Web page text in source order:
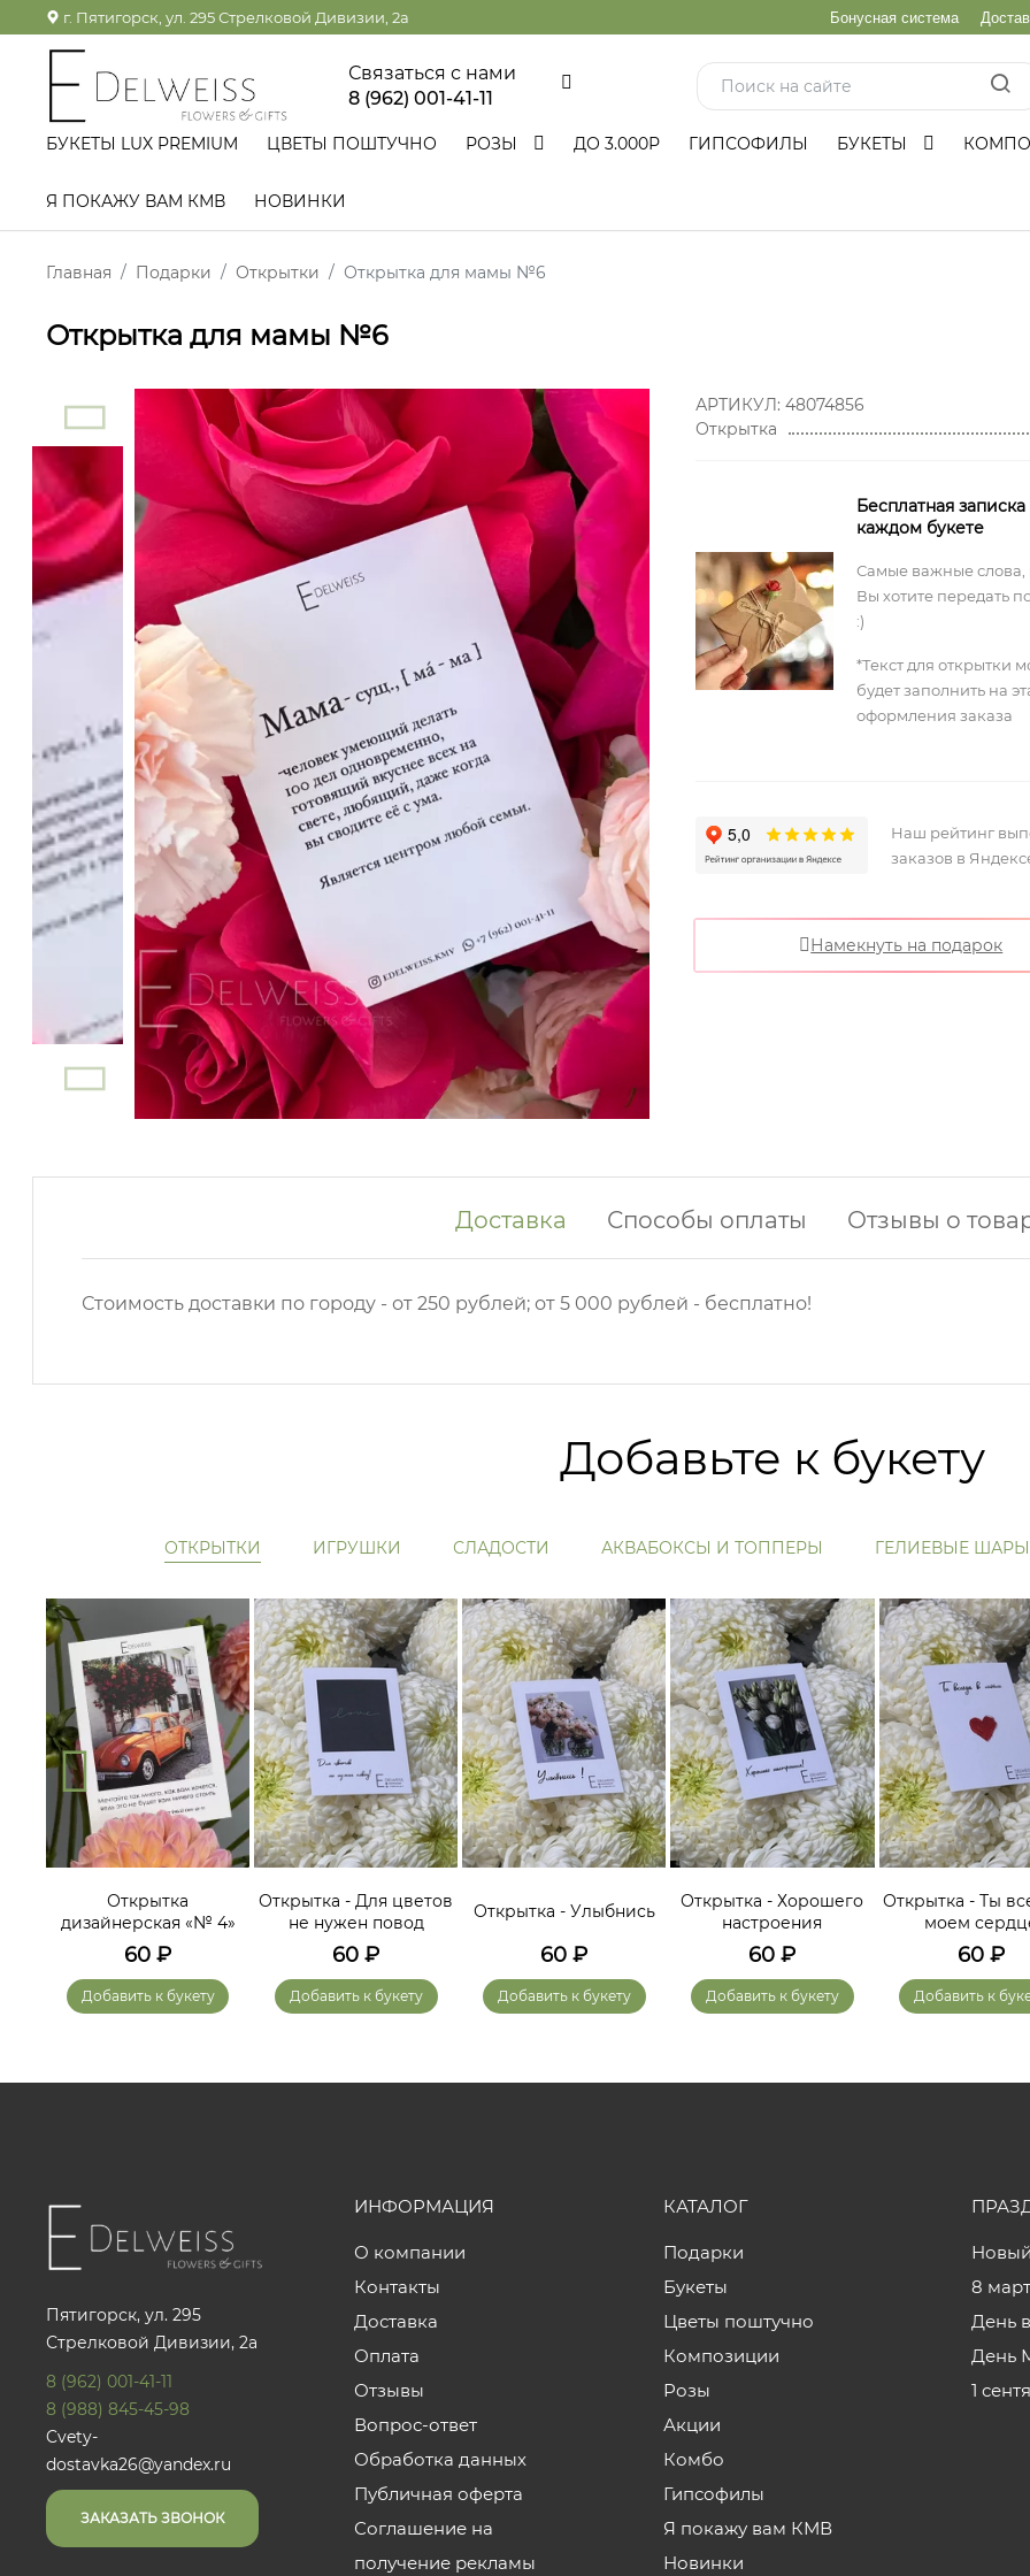
г. Пятигорск, ул. 295 Стрелковой Дивизии, 2а Бонусная система
Связаться с нами
8 (962) 001-41-11
БУКЕТЫ LUX PREMIUM ЦВЕТЫ ПОШТУЧНО РОЗЫ ДО 3.000Р ГИПСОФИЛЫ БУКЕТЫ
Я ПОКАЖУ ВАМ КМВ НОВИНКИ
Главная Подарки Открытки Открытка для мамы №6
Открытка для мамы №6
АРТИКУЛ: 48074856
Открытка
Бесплатная записка
каждом букете
Самые важные слова,
Вы хотите передать
:)
*Текст для открытки
будет заполнить на
оформления заказа
Наш рейтинг
заказов в
Намекнуть на подарок
Доставка Способы оплаты Отзывы о
Стоимость доставки по городу - от 250 рублей; от 5 000 рублей - бесплатно!
Добавьте к букету
ОТКРЫТКИ ИГРУШКИ СЛАДОСТИ АКВАБОКСЫ И ТОППЕРЫ ГЕЛИЕВЫЕ ШАРЫ
Открытка
дизайнерская «№ 4»
60 ₽
Добавить к букету
Открытка - Для цветов
не нужен повод
60 ₽
Добавить к букету
Открытка - Улыбнись
60 ₽
Добавить к букету
Открытка - Хорошего
настроения
60 ₽
Добавить к букету
Открытка - Ты
моем
60₽
Добавить к
Пятигорск, ул. 295
Стрелковой Дивизии, 2а
8 (962) 001-41-11
8 (988) 845-45-98
Cvety-
dostavka26@yandex.ru
ЗАКАЗАТЬ ЗВОНОК
ИНФОРМАЦИЯ
О компании
Контакты
Доставка
Оплата
Отзывы
Вопрос-ответ
Обработка данных
Публичная оферта
Соглашение на
получение рекламы
КАТАЛОГ
Подарки
Букеты
Цветы поштучно
Композиции
Розы
Акции
Комбо
Гипсофилы
Я покажу вам КМВ
Новинки
8
День
День
1